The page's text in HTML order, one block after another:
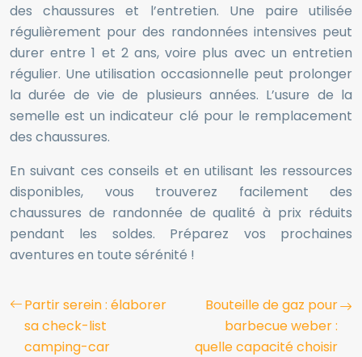
des chaussures et l’entretien. Une paire utilisée
régulièrement pour des randonnées intensives peut
durer entre 1 et 2 ans, voire plus avec un entretien
régulier. Une utilisation occasionnelle peut prolonger
la durée de vie de plusieurs années. L’usure de la
semelle est un indicateur clé pour le remplacement
des chaussures.
En suivant ces conseils et en utilisant les ressources
disponibles, vous trouverez facilement des
chaussures de randonnée de qualité à prix réduits
pendant les soldes. Préparez vos prochaines
aventures en toute sérénité !
Partir serein : élaborer
sa check-list
camping-car
Bouteille de gaz pour
barbecue weber :
quelle capacité choisir